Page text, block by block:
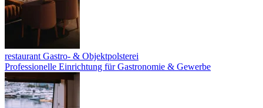
restaurant Gastro- & Objektpolsterei
Professionelle Einrichtung für Gastronomie & Gewerbe